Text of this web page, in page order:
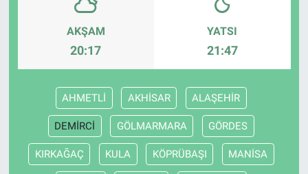
AKŞAM
20:17
YATSI
21:47
AHMETLİ AKHİSAR ALAŞEHİR
DEMİRCİ GÖLMARMARA GÖRDES
KIRKAĞAÇ KULA KÖPRÜBAŞI MANİSA